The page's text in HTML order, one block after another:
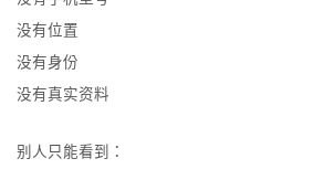
没有位置
没有身份
没有真实资料
别人只能看到：